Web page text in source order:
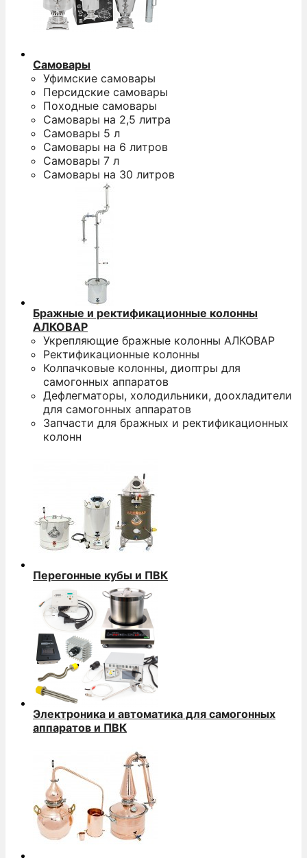
Самовары
Уфимские самовары
Персидские самовары
Походные самовары
Самовары на 2,5 литра
Самовары 5 л
Самовары на 6 литров
Самовары 7 л
Самовары на 30 литров
Бражные и ректификационные колонны
АЛКОВАР
Укрепляющие бражные колонны АЛКОВАР
Ректификационные колонны
Колпачковые колонны, диоптры для
самогонных аппаратов
Дефлегматоры, холодильники, доохладители
для самогонных аппаратов
Запчасти для бражных и ректификационных
колонн
Перегонные кубы и ПВК
Электроника и автоматика для самогонных
аппаратов и ПВК